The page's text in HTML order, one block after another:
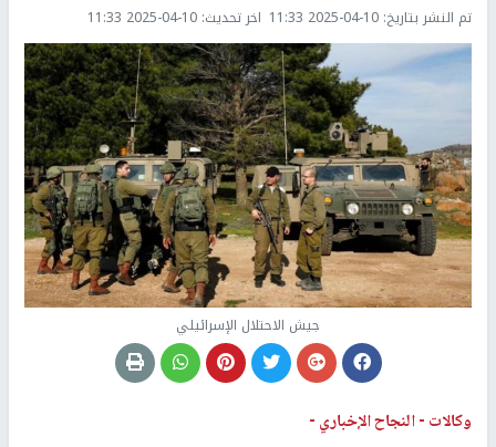
تم النشر بتاريخ: 2025-04-10 11:33 اخر تحديث: 2025-04-10 11:33
جيش الاحتلال الإسرائيلي
وكالات -النجاح الإخباري -